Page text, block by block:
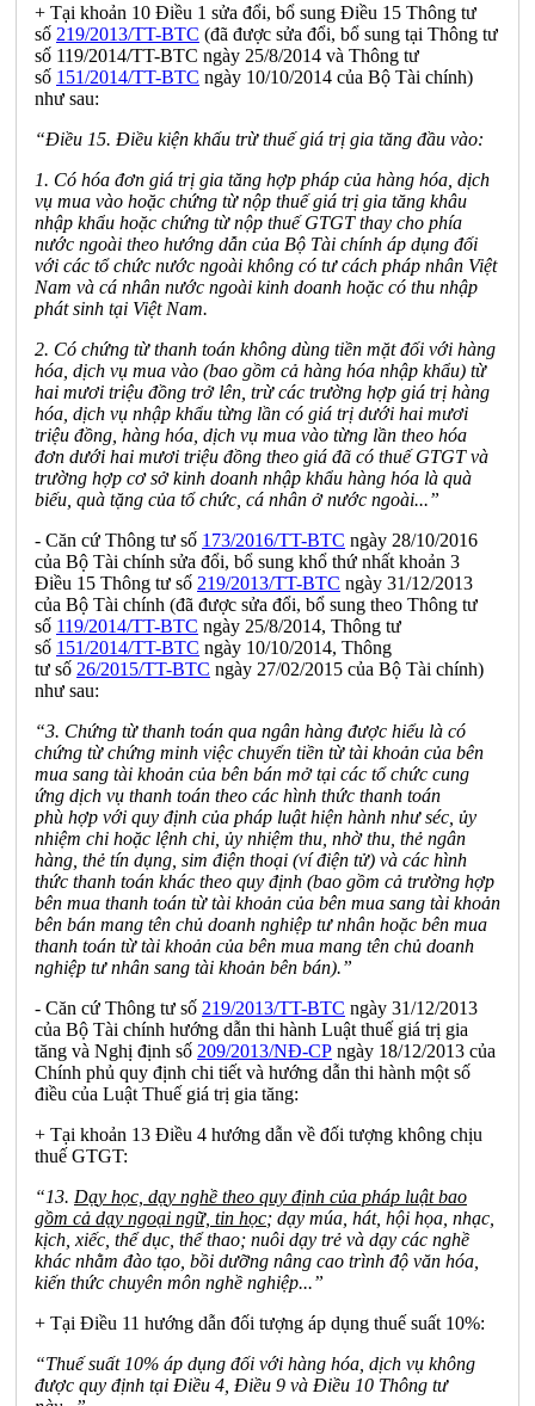
+ Tại khoản 10 Điều 1 sửa đổi, bổ sung Điều 15 Thông tư
số 219/2013/TT-BTC (đã được sửa đổi, bổ sung tại Thông tư
số 119/2014/TT-BTC ngày 25/8/2014 và Thông tư
số 151/2014/TT-BTC ngày 10/10/2014 của Bộ Tài chính)
như sau:
“Điều 15. Điều kiện khấu trừ thuế giá trị gia tăng đầu vào:
1. Có hóa đơn giá trị gia tăng hợp pháp của hàng hóa, dịch
vụ mua vào hoặc chứng từ nộp thuếgiá trị gia tăng khâu
nhập khẩu hoặc chứng từ nộp thuế GTGT thay cho phía
nước ngoài theo hướng dẫn của Bộ Tài chính áp dụng đối
với các tổchức nước ngoài không có tư cách pháp nhân Việt
Nam và cá nhân nước ngoài kinh doanh hoặc có thu nhập
phát sinh tại Việt Nam.
2. Có chứng từ thanh toán không dùng tiền mặt đối với hàng
hóa, dịch vụ mua vào (bao gồm cả hàng hóa nhập khẩu) từ
hai mươi triệu đồng trở lên, trừ các trường hợp giá trị hàng
hóa, dịch vụ nhập khẩu từng lần có giá trị dưới hai mươi
triệu đồng hàng hóa, dịch vụ mua vào từng lần theo hóa
đơn dưới hai mươi triệu đồng theo giá đã có thuế GTGT và
trường hợp cơ sở kinh doanh nhập khẩu hàng hóa là quà
biếu, quà tặng của tổ chức, cá nhân ở nước ngoài...”
- Căn cứ Thông tư số 173/2016/TT-BTC ngày 28/10/2016
của Bộ Tài chính sửa đổi, bổ sung khổ thứ nhất khoản 3
Điều 15 Thông tư số 219/2013/TT-BTC ngày 31/12/2013
của Bộ Tài chính (đã được sửa đổi, bổ sung theo Thông tư
số 119/2014/TT-BTC ngày 25/8/2014, Thông tư
số 151/2014/TT-BTC ngày 10/10/2014, Thông
tư số 26/2015/TT-BTC ngày 27/02/2015 của Bộ Tài chính)
như sau:
“3. Chứng từ thanh toán qua ngân hàng được hiểu là có
chứng từ chứng minh việc chuyển tiền từ tài khoản của bên
mua sang tài khoản của bên bán mở tại các tổchức cung
ứng dịch vụ thanh toán theo các hình thức thanh toán
phù hợp với quy định của pháp luật hiện hành như séc, ủy
nhiệm chi hoặc lệnh chi, ủy nhiệm thu, nhờ thu, thẻ ngân
hàng, thẻ tín dụng, sim điện thoại (ví điện tử) và các hình
thức thanh toán khác theo quy định (bao gồm cả trường hợp
bên mua thanh toán từ tài khoản của bên mua sang tài khoản
bên bán mang tên chủ doanh nghiệp tư nhân hoặc bên mua
thanh toán từ tài khoản của bên mua mang tên chủ doanh
nghiệp tư nhân sang tài khoản bên bán).”
- Căn cứ Thông tư số 219/2013/TT-BTC ngày 31/12/2013
của Bộ Tài chính hướng dẫn thi hành Luật thuế giá trị gia
tăng và Nghị định số 209/2013/NĐ-CP ngày 18/12/2013 của
Chính phủ quy định chi tiết và hướng dẫn thi hành một số
điều của Luật Thuế giá trị gia tăng:
+ Tại khoản 13 Điều 4 hướng dẫn về đối tượng không chịu
thuế GTGT:
“13. Dạy học, dạy nghề theo quy định của pháp luật bao
gồm cả dạy ngoại ngữ, tin học; dạy múa, hát, hội họa, nhạc,
kịch, xiếc, thể dục, thể thao; nuôi dạy trẻ và dạy các nghề
khác nhằm đào tạo, bồi dưỡng nâng cao trình độ văn hóa,
kiến thức chuyên môn nghề nghiệp...”
+ Tại Điều 11 hướng dẫn đối tượng áp dụng thuế suất 10%:
“Thuế suất 10% áp dụng đối với hàng hóa , dịch vụ không
được quy định tại Điều 4, Điều 9 và Điều 10 Thông tư